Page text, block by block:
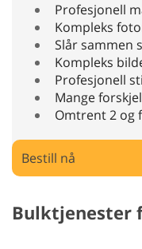
Profesjonell
Kompleks
Slår sammen
Kompleks
Profesjonell
Mange
Omtrent 2 og
Bestill nå
Bulktjenester